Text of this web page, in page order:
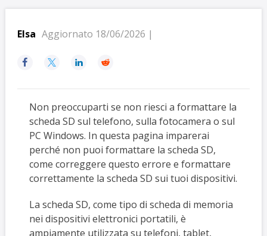
Elsa Aggiornato 18/06/2026 |
   
Non preoccuparti se non riesci a formattare la
scheda SD sul telefono, sulla fotocamera o sul
PC Windows. In questa pagina imparerai
perché non puoi formattare la scheda SD,
come correggere questo errore e formattare
correttamente la scheda SD sui tuoi dispositivi.
La scheda SD, come tipo di scheda di memoria
nei dispositivi elettronici portatili, è
ampiamente utilizzata su telefoni, tablet,